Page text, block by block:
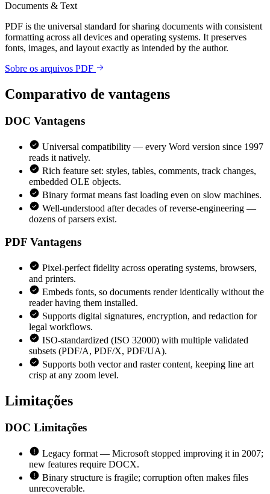
Documents & Text
PDF is the universal standard for sharing documents with consistent
formatting across all devices and operating systems. It preserves
fonts, images, and layout exactly as intended by the author.
Sobre os arquivos PDF
Comparativo de vantagens
DOC Vantagens
Universal compatibility — every Word version since 1997
reads it natively.
Rich feature set: styles, tables, comments, track changes,
embedded OLE objects.
Binary format means fast loading even on slow machines.
Well-understood after decades of reverse-engineering —
dozens of parsers exist.
PDF Vantagens
Pixel-perfect fidelity across operating systems, browsers,
and printers.
Embeds fonts, so documents render identically without the
reader having them installed.
Supports digital signatures, encryption, and redaction for
legal workflows.
ISO-standardized (ISO 32000) with multiple validated
subsets (PDF/A, PDF/X, PDF/UA).
Supports both vector and raster content, keeping line art
crisp at any zoom level.
Limitações
DOC Limitações
Legacy format — Microsoft stopped improving it in 2007;
new features require DOCX.
Binary structure is fragile; corruption often makes files
unrecoverable.